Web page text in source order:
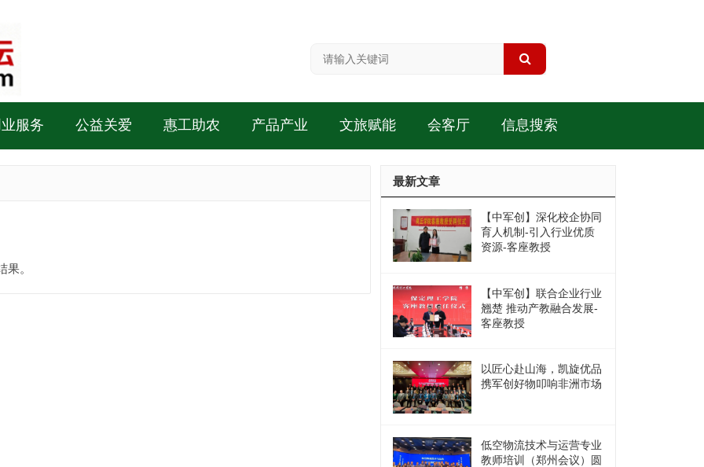
服务 公益关爱 惠工助农 产品产业 文旅赋能 会客厅 信息搜索
。
最新文章
【中军创】深化校企协同
育人机制-引入行业优质
资源-客座教授
【中军创】联合企业行业
翘楚 推动产教融合发展-
客座教授
以匠心赴山海，凯旋优品
携军创好物叩响非洲市场
低空物流技术与运营专业
教师培训（郑州会议）圆